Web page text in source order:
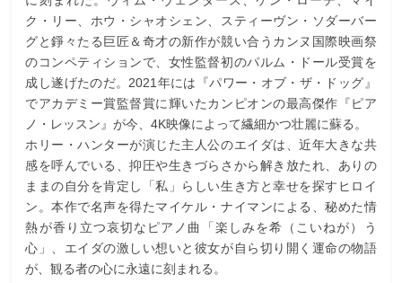
ク・リー、ホウ・シャオシェン、スティーヴン・ソダーバー
グと錚々たる巨匠＆奇才の新作が競い合うカンヌ国際映画祭
のコンペティションで、女性監督初のパルム・ドール受賞を
成し遂げたのだ。2021年には『パワー・オブ・ザ・ドッグ』
でアカデミー賞監督賞に輝いたカンピオンの最高傑作『ピア
ノ・レッスン』が今、4K映像によって繊細かつ壮麗に蘇る。
ホリー・ハンターが演じた主人公のエイダは、近年大きな共
感を呼んでいる、抑圧や生きづらさから解き放たれ、ありの
ままの自分を肯定し「私」らしい生き方と幸せを探すヒロイ
ン。本作で名声を得たマイケル・ナイマンによる、秘めた情
熱が香り立つ哀切なピアノ曲「楽しみを希（こいねが）う
心」、エイダの激しい想いと彼女が自ら切り開く運命の物語
が、観る者の心に永遠に刻まれる。